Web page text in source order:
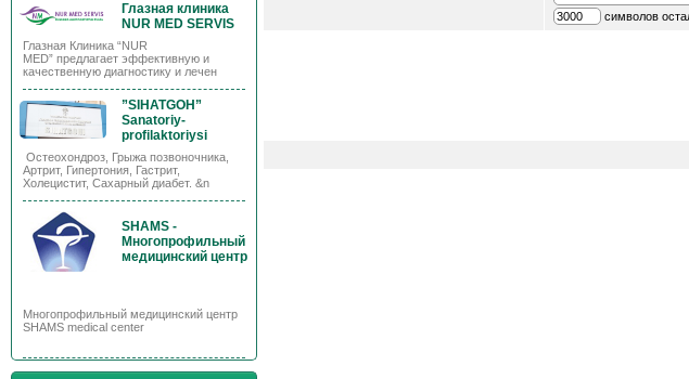
Глазная клиника
NUR MED SERVIS
Глазная Клиника “NUR
MED” предлагает эффективную и
качественную диагностику и лечен
”SIHATGOH”
Sanatoriy-
profilaktoriysi
Остеохондроз, Грыжа позвоночника,
Артрит, Гипертония, Гастрит,
Холецистит, Сахарный диабет. &n
SHAMS -
Многопрофильный
медицинский центр
Многопрофильный медицинский центр
SHAMS medical center
символов